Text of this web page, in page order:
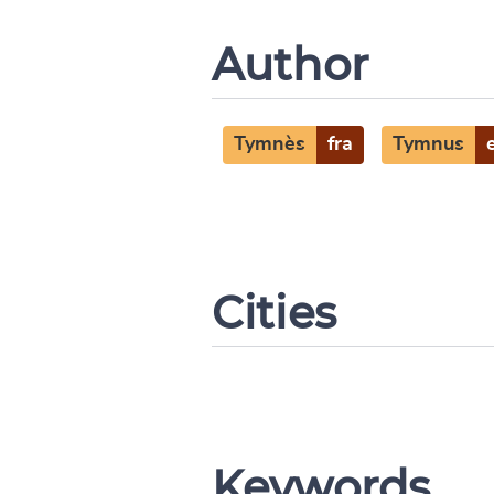
Author
Tymnès fra Tymnus
Cities